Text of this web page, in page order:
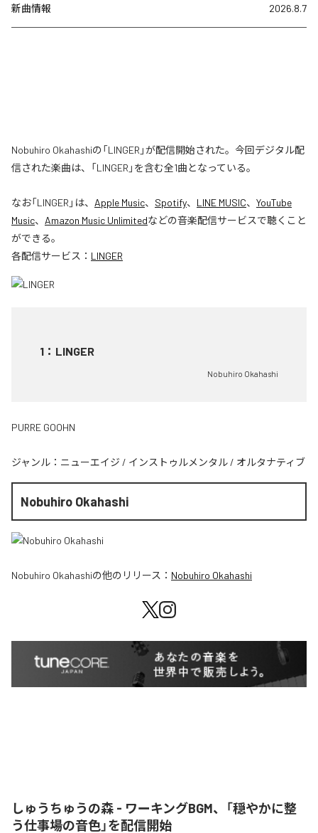
新曲情報 2026.8.7
Nobuhiro Okahashiの「LINGER」が配信開始された。今回デジタル配
信された楽曲は、「LINGER」を含む全1曲となっている。
なお「LINGER 」は、 Apple Music、 Spotify、 LINE MUSIC、 YouTube
Music、 Amazon Music Unlimitedなどの音楽配信サービスで聴くこと
ができる。
各配信サービス： LINGER
1 ： LINGER
Nobuhiro Okahashi
PURRE GOOHN
ジャンル： ニューエイジ / インストゥルメンタル / オルタナティブ
Nobuhiro Okahashi
Nobuhiro Okahashiの他のリリース： Nobuhiro Okahashi
しゅうちゅうの森 - ワーキングBGM、「穏やかに整
う仕事場の音色」を配信開始